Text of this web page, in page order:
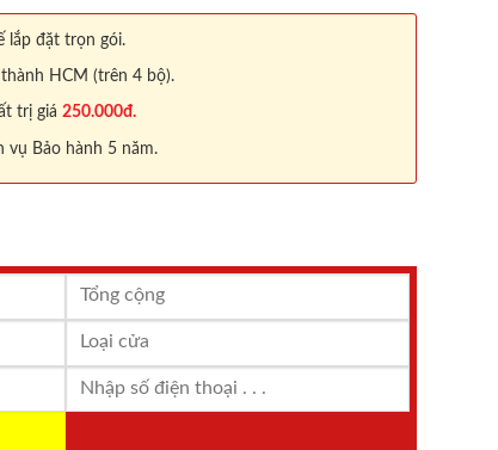
lắp đặt trọn gói.
HCM (trên 4 bộ).
trị giá 250.000đ.
vụ Bảo hành 5 năm.